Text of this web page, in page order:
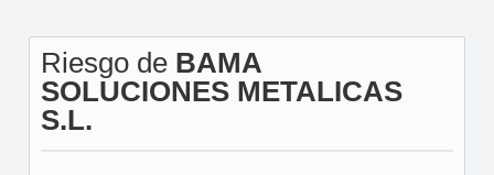
Riesgo de BAMA
SOLUCIONES METALICAS
S.L.